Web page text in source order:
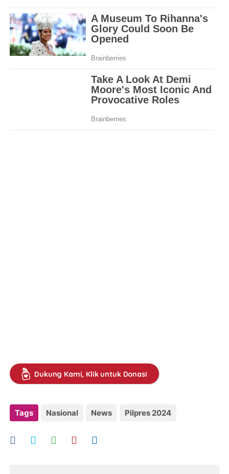
Dukung Kami, Klik untuk Donasi
Tags Nasional News Pilpres 2024